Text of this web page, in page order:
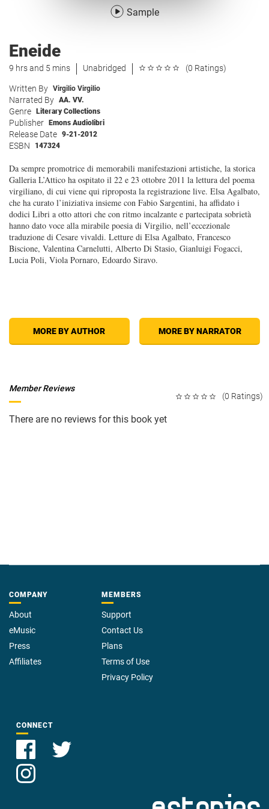
Sample
Eneide
9 hrs and 5 mins Unabridged (0 Ratings)
Written By Virgilio Virgilio
Narrated By AA. VV.
Genre Literary Collections
Publisher Emons Audiolibri
Release Date 9-21-2012
ESBN 147324
Da sempre promotrice di memorabili manifestazioni artistiche, la storica
Galleria L’Attico ha ospitato il 22 e 23 ottobre 2011 la lettura del poema
virgiliano, di cui viene qui riproposta la registrazione live. Elsa Agalbato,
che ha curato l’iniziativa insieme con Fabio Sargentini, ha affidato i
dodici Libri a otto attori che con ritmo incalzante e partecipata sobrietà
hanno dato voce alla mirabile poesia di Virgilio, nell’eccezionale
traduzione di Cesare vivaldi. Letture di Elsa Agalbato, Francesco
Biscione, Valentina Carnelutti, Alberto Di Stasio, Gianluigi Fogacci,
Lucia Poli, Viola Pornaro, Edoardo Siravo.
MORE BY AUTHOR MORE BY NARRATOR
(0 Ratings)
Member Reviews
There are no reviews for this book yet
COMPANY
About
eMusic
Press
Affiliates
MEMBERS
Support
Contact Us
Plans
Terms of Use
Privacy Policy
CONNECT